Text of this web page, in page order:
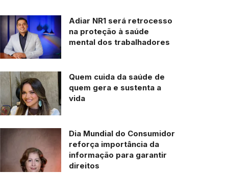
Adiar NR1 será retrocesso
na proteção à saúde
mental dos trabalhadores
Quem cuida da saúde de
quem gera e sustenta a
vida
Dia Mundial do Consumidor
reforça importância da
informação para garantir
direitos